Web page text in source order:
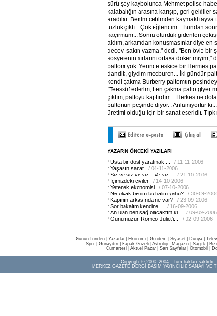
sürü şey kaybolunca Mehmet polise
kalabalığın arasına karışıp, geri geldiler
aradılar. Benim cebimden kaymaklı ayva
tuzluk çıktı... Çok eğlendim... Bundan
kaçırmam... Sonra oturduk gidenleri
aldım, arkamdan konuşmasınlar diye en
geceyi sakın yazma," dedi. "Ben öyle bir
sosyetenin sırlarını ortaya döker miyim,"
paltom yok. Yerinde eskice bir Hermes
dandik, giydim mecburen... İki gündür
kendi çakma Burberry paltomun
"Teessüf ederim, ben çakma palto giyer
çıktım, paltoyu kaptırdım... Herkes ne
paltonun peşinde diyor... Anlamıyorlar
üretimi olduğu için bir sanat eseridir.
YAZARIN ÖNCEKİ YAZILARI
Usta bir dost yaratmak....
/ 11-11-2006
Yaşasın sanat
/ 04-11-2006
Siz ve siz ve siz... Ve siz...
/ 21-10-2006
İçimizdeki çiviler
/ 14-10-2006
Yetenek ekonomisi
/ 07-10-2006
Ne olcak benim bu halim yahu?
/ 30-09-
Kapının arkasında ne var?
/ 23-09-2006
Sor bakalım kendine...
/ 16-09-2006
Ah ulan ben sağ olacaktım ki...
/ 09-09-2006
Günümüzün Romeo-Juliet'i...
/ 02-09-2006
Günün İçinden Yazarlar Ekonomi Gündem Siyaset Dünya |
Spor
Günaydın Kapak Güzeli Astroloji Magazin Sağlık
Cumartesi| Aktüel Pazar| Sarı Sayfalar| Otomobil
Copyright © 2003, 2004 - Tüm hakları saklıdır.
MERKEZ GAZETE DERGİ BASIM YAYINCILIK SANAYİ VE